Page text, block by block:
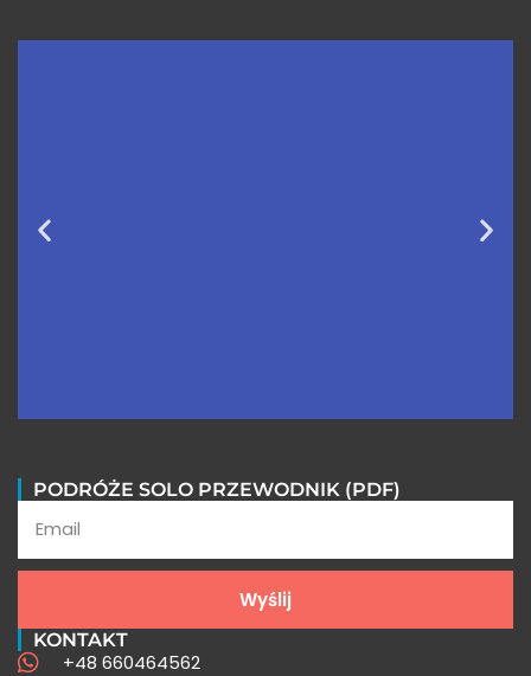
Sprawdź
PODRÓŻE SOLO PRZEWODNIK (PDF)
Wyślij
KONTAKT
+48 660464562